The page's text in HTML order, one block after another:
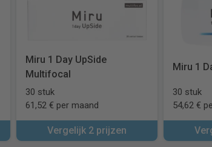
Miru 1 Day UpSide
Multifocal
30 stuk
61,52 € per maand
Vergelijk 2 prijzen
Miru 1
30 stuk
54,62 €